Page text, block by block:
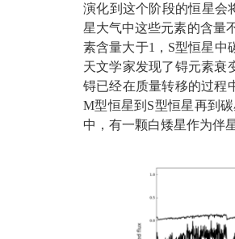
演化到这个阶段的恒星会
星大气中这些元素的含量
素含量大于1 ， S型恒星中
天文学家发现了锝元素衰
锝已经在质量转移的过程
M型恒星到 S型恒星再到
中，有一颗白矮星作为伴